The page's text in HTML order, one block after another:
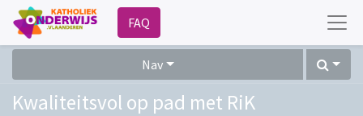
FAQ
Nav
Kwaliteitsvol op pad met RiK